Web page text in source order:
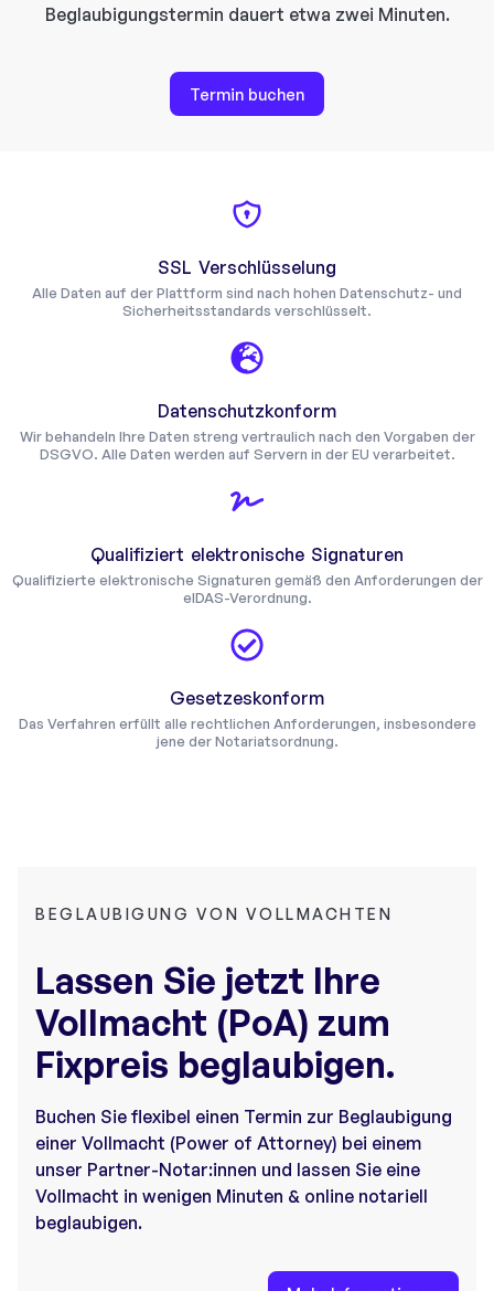
Beglaubigungstermin dauert etwa zwei Minuten.
Termin buchen
SSL Verschlüsselung
Alle Daten auf der Plattform sind nach hohen Datenschutz- und
Sicherheitsstandards verschlüsselt.
Datenschutzkonform
Wir behandeln Ihre Daten streng vertraulich nach den Vorgaben der
DSGVO. Alle Daten werden auf Servern in der EU verarbeitet.
Qualifiziert elektronische Signaturen
Qualifizierte elektronische Signaturen gemäß den Anforderungen der
eIDAS-Verordnung.
Gesetzeskonform
Das Verfahren erfüllt alle rechtlichen Anforderungen, insbesondere
jene der Notariatsordnung.
BEGLAUBIGUNG VON VOLLMACHTEN
Lassen Sie jetzt Ihre
Vollmacht (PoA) zum
Fixpreis beglaubigen.
Buchen Sie flexibel einen Termin zur Beglaubigung
einer Vollmacht (Power of Attorney) bei einem
unser Partner-Notar:innen und lassen Sie eine
Vollmacht in wenigen Minuten & online notariell
beglaubigen.